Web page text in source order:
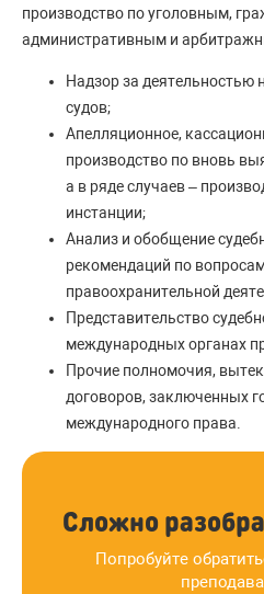
производство по уголовным,
административным и
Надзор за деятельностью
судов;
Апелляционное,
производство по вновь
а в ряде случаев –
инстанции;
Анализ и обобщение
рекомендаций по
правоохранительной
Представительство
международных органах
Прочие полномочия,
договоров, заключенных
международного права.
Сложно
Попробуйте